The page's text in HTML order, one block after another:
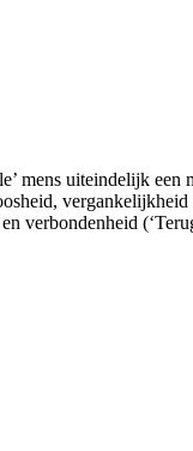
mens uiteindelijk
verbondenheid